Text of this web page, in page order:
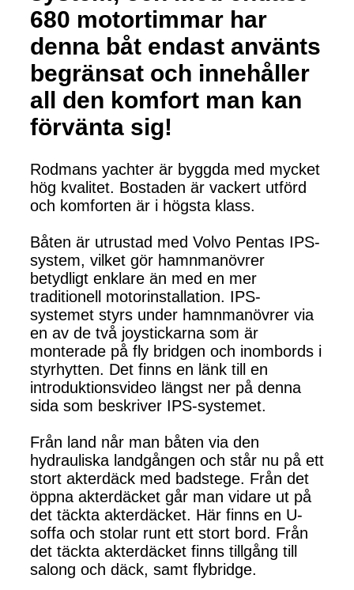
680 motortimmar har
denna båt endast använts
begränsat och innehåller
all den komfort man kan
förvänta sig!
Rodmans yachter är byggda med mycket
hög kvalitet. Bostaden är vackert utförd
och komforten är i högsta klass.
Båten är utrustad med Volvo Pentas IPS-
system, vilket gör hamnmanövrer
betydligt enklare än med en mer
traditionell motorinstallation. IPS-
systemet styrs under hamnmanövrer via
en av de två joystickarna som är
monterade på fly bridgen och inombords i
styrhytten. Det finns en länk till en
introduktionsvideo längst ner på denna
sida som beskriver IPS-systemet.
Från land når man båten via den
hydrauliska landgången och står nu på ett
stort akterdäck med badstege. Från det
öppna akterdäcket går man vidare ut på
det täckta akterdäcket. Här finns en U-
soffa och stolar runt ett stort bord. Från
det täckta akterdäcket finns tillgång till
salong och däck, samt flybridge.